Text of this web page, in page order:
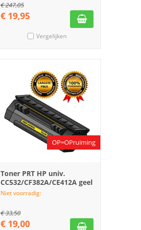
€247,05
€ 19,95
Vergelijken
OP=OPruiming
Toner PRT HP univ.
CC532/CF382A/CE412A geel
Niet voorradig:
€33,50
€ 19,00